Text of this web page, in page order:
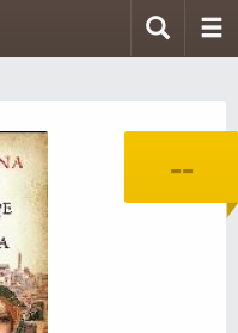
--